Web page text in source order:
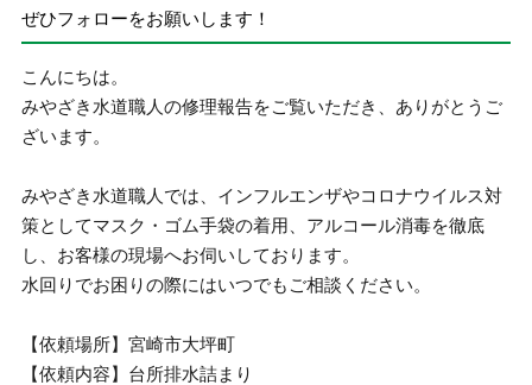
ぜひフォローをお願いします！
こんにちは。
みやざき水道職人の修理報告をご覧いただき、ありがとうご
ざいます。
みやざき水道職人では、インフルエンザやコロナウイルス対
策としてマスク・ゴム手袋の着用、アルコール消毒を徹底
し、お客様の現場へお伺いしております。
水回りでお困りの際にはいつでもご相談ください。
【依頼場所】宮崎市大坪町
【依頼内容】台所排水詰まり